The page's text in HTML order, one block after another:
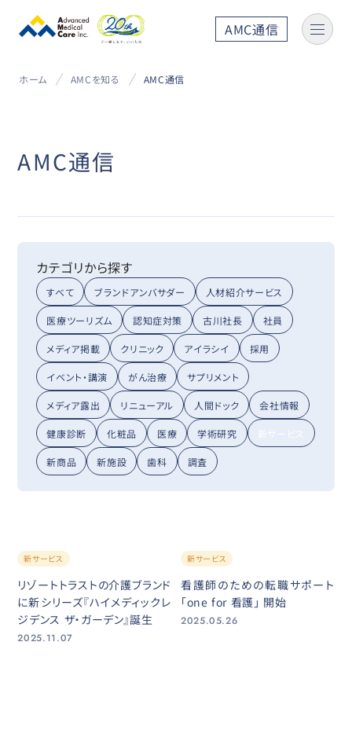
AMC通信
ホーム AMCを知る AMC通信
AMC通信
カテゴリから探す
すべて ブランドアンバサダー 人材紹介サービス
医療ツーリズム 認知症対策 古川社長 社員
メディア掲載 クリニック アイラシイ 採用
イベント・講演 がん治療 サプリメント
メディア露出 リニューアル 人間ドック 会社情報
健康診断 化粧品 医療 学術研究
新商品 新施設 歯科 調査
新サービス
リゾートトラストの介護ブランド
に新シリーズ『ハイメディックレ
ジデンス ザ・ガーデン』誕生
2025.11.07
新サービス
看護師のための転職サポート
「one for 看護」 開始
2025.05.26